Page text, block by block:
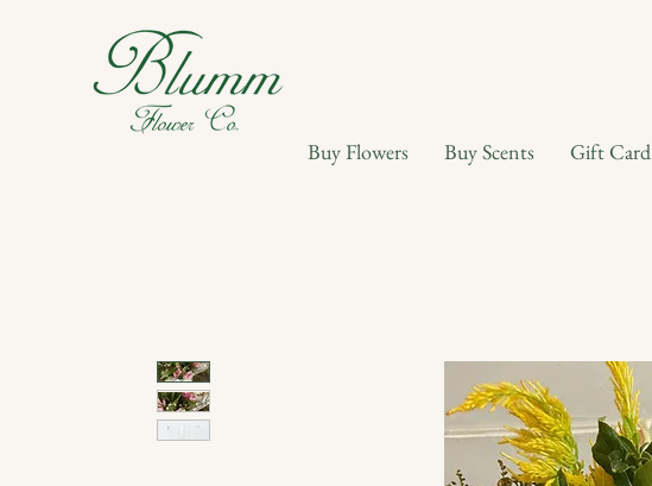
Buy Flowers Buy Scents Gift Card